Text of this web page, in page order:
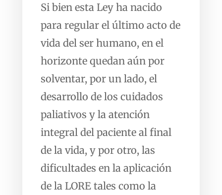
Si bien esta Ley ha nacido
para regular el último acto de
vida del ser humano, en el
horizonte quedan aún por
solventar, por un lado, el
desarrollo de los cuidados
paliativos y la atención
integral del paciente al final
de la vida, y por otro, las
dificultades en la aplicación
de la LORE tales como la